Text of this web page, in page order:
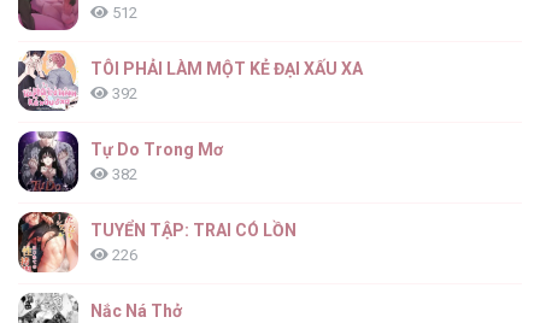
512
TÔI PHẢI LÀM MỘT KẺ ĐẠI XẤU XA
392
Tự Do Trong Mơ
382
TUYỂN TẬP: TRAI CÓ LỒN
226
Nắc Ná Thở